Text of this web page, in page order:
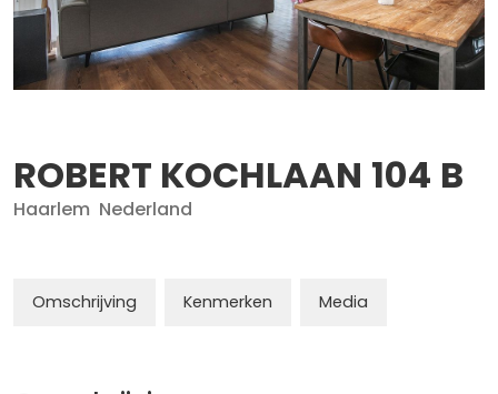
ROBERT KOCHLAAN 104 B
Haarlem Nederland
Omschrijving Kenmerken Media